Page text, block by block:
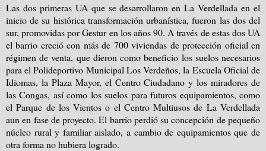
Las dos primeras UA que se desarrollaron en La Verdellada en el
inicio de su histórica transformación urbanística, fueron las dos del
sur, promovidas por Gestur en los años90. A través de estas dos UA
el barrio creció con más de 700 viviendas de protección oficial en
régimen de venta, que dieron como beneficio los suelos necesarios
para el Polideportivo Municipal Los Verdeños,la Escuela Oficial de
Idiomas, la Plaza Mayor, el Centro Ciudadano y los miradores de
las Congas, así como los suelos para futuros equipamientos, como
el Parque de los Vientos o el Centro Multiusos de La Verdellada
aun en fase de proyecto. El barrio perdió su concepción de pequeño
núcleo rural y familiar aislado, a cambio de equipamientos que de
otra forma no hubiera logrado.